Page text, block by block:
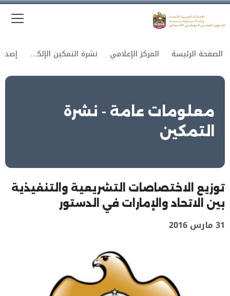
الصفحة الرئيسة المركز الإعلامي نشرة التمكين الإلكترونية
معلومات عامة - نشرة
التمكين
توزيع الاختصاصات التشريعية والتنفيذية
بين الاتحاد والإمارات في الدستور
31 مارس 2016